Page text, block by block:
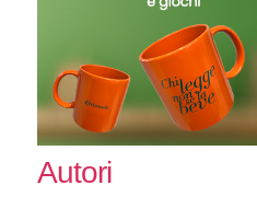
Autori